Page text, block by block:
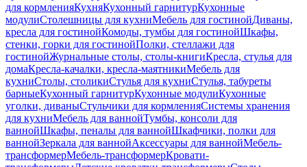
для кормленияКухняКухонный гарнитурКухонные
модулиСтолешницы для кухниМебель для гостинойДиваны,
кресла для гостинойКомоды, тумбы для гостинойШкафы,
стенки, горки для гостинойПолки, стеллажи для
гостинойЖурнальные столы, столы-книгиКресла, стулья для
домаКресла-качалки, кресла-маятникиМебель для
кухниСтолы, столикиСтулья для кухниСтулья, табуреты
барныеКухонный гарнитурКухонные модулиКухонные
уголки, диваныСтульчики для кормленияСистемы хранения
для кухниМебель для ваннойТумбы, консоли для
ваннойШкафы, пеналы для ваннойШкафчики, полки для
ваннойЗеркала для ваннойАксессуары для ваннойМебель-
трансформерМебель-трансформерКровати-